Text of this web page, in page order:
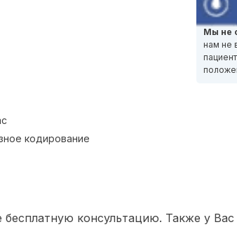
кодирование
Мы не
нам не
бесплатную консультацию. Также у